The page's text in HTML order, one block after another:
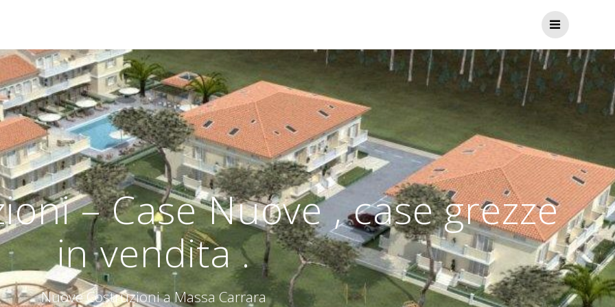
– Case Nuove , case grezze
in vendita .
Nuove Costruzioni a Massa Carrara